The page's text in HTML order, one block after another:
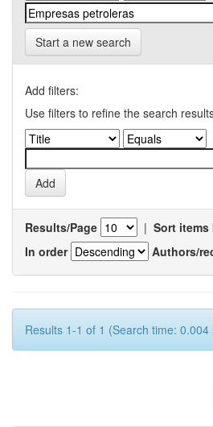
Start a new search
Add filters:
Use filters to refine the search
Results/Page | Sort items
In order
Authors/
Results 1-1 of 1 (Search time: 0.004